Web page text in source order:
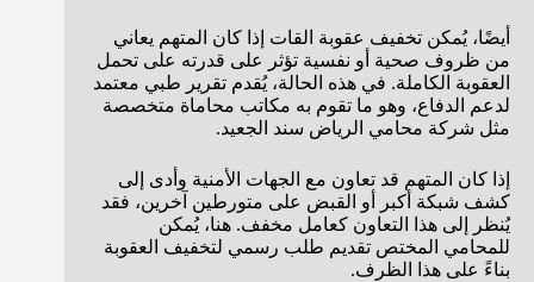
أيضًا، يُمكن تخفيف عقوبة القات إذا كان المتهم يعاني
من ظروف صحية أو نفسية تؤثر على قدرته على تحمل
العقوبة الكاملة. في هذه الحالة، يُقدم تقرير طبي معتمد
لدعم الدفاع، وهو ما تقوم به مكاتب محاماة متخصصة
مثل شركة محامي الرياض سند الجعيد.
إذا كان المتهم قد تعاون مع الجهات الأمنية وأدى إلى
كشف شبكة أكبر أو القبض على متورطين آخرين، فقد
يُنظر إلى هذا التعاون كعامل مخفف. هنا، يُمكن
للمحامي المختص تقديم طلب رسمي لتخفيف العقوبة
بناءً على هذا الظرف.